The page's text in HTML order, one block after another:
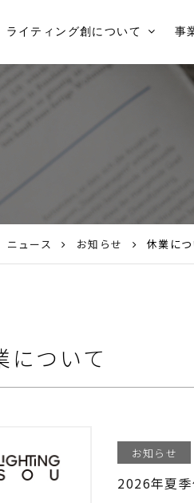
ライティング創について 事
ニュース お知らせ 休業に
について
お知らせ
2026年夏